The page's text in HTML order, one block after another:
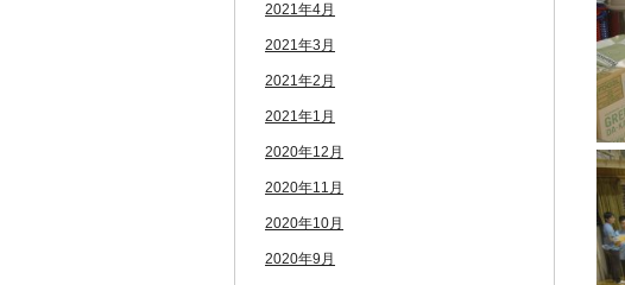
2021年4月
2021年3月
2021年2月
2021年1月
2020年12月
2020年11月
2020年10月
2020年9月